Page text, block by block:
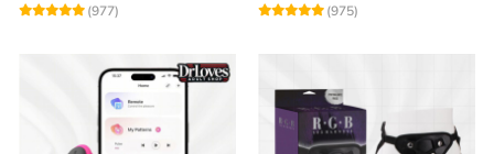
(977)
(975)